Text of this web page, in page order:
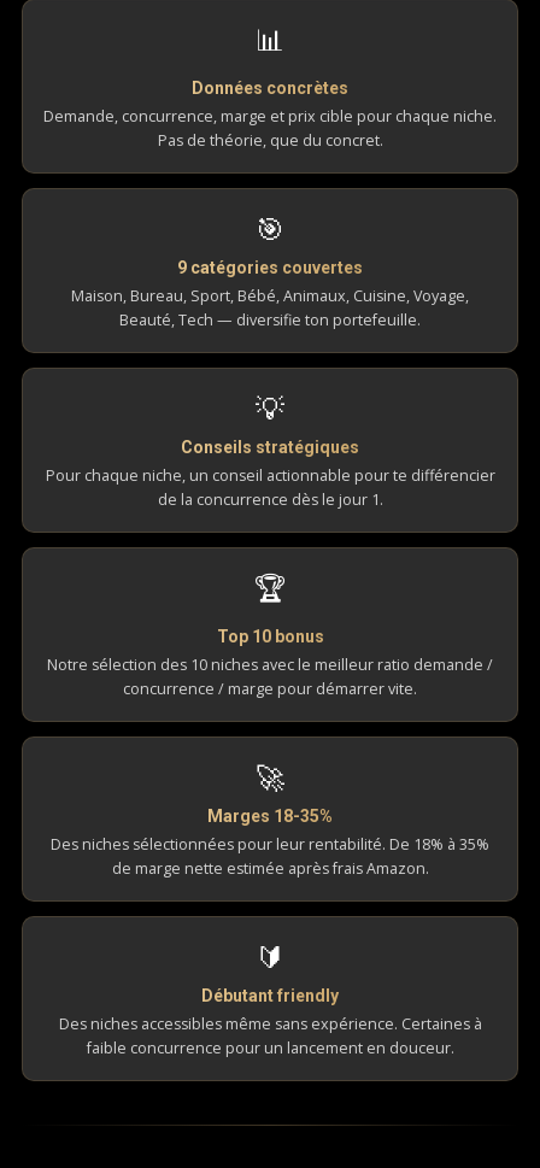
📊
Données concrètes
Demande, concurrence, marge et prix cible pour chaque niche.
Pas de théorie, que du concret.
🎯
9 catégories couvertes
Maison, Bureau, Sport, Bébé, Animaux, Cuisine, Voyage,
Beauté, Tech — diversifie ton portefeuille.
💡
Conseils stratégiques
Pour chaque niche, un conseil actionnable pour te différencier
de la concurrence dès le jour 1.
🏆
Top 10 bonus
Notre sélection des 10 niches avec le meilleur ratio demande /
concurrence / marge pour démarrer vite.
🚀
Marges 18-35%
Des niches sélectionnées pour leur rentabilité. De 18% à 35%
de marge nette estimée après frais Amazon.
🔰
Débutant friendly
Des niches accessibles même sans expérience. Certaines à
faible concurrence pour un lancement en douceur.